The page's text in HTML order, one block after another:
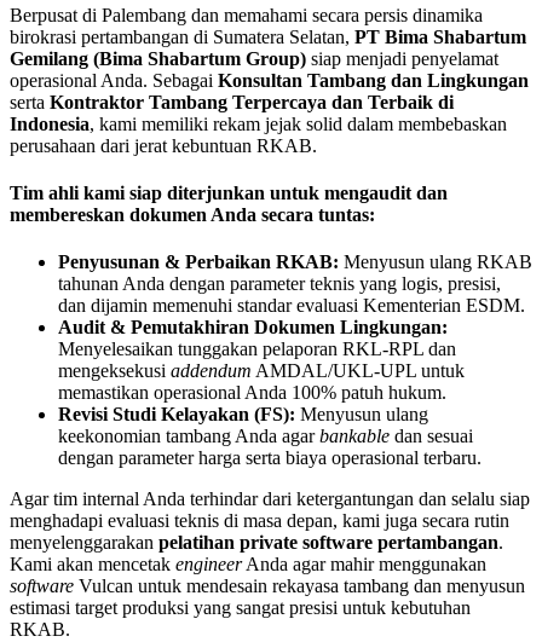
Berpusat di Palembang dan memahami secara persis dinamika
birokrasi pertambangan di Sumatera Selatan, PT Bima Shabartum
Gemilang (Bima Shabartum Group) siap menjadi penyelamat
operasional Anda. Sebagai Konsultan Tambang dan Lingkungan
serta Kontraktor Tambang Terpercaya dan Terbaik di
Indonesia, kami memiliki rekam jejak solid dalam membebaskan
perusahaan dari jerat kebuntuan RKAB.
Tim ahli kami siap diterjunkan untuk mengaudit dan
membereskan dokumen Anda secara tuntas:
Penyusunan & Perbaikan RKAB: Menyusun ulang RKAB
tahunan Anda dengan parameter teknis yang logis, presisi,
dan dijamin memenuhi standar evaluasi Kementerian ESDM.
Audit & Pemutakhiran Dokumen Lingkungan:
Menyelesaikan tunggakan pelaporan RKL-RPL dan
mengeksekusi addendum AMDAL/UKL-UPL untuk
memastikan operasional Anda 100% patuh hukum.
Revisi Studi Kelayakan (FS): Menyusun ulang
keekonomian tambang Anda agarbankable dan sesuai
dengan parameter harga serta biaya operasional terbaru.
Agar tim internal Anda terhindar dari ketergantungan dan selalu siap
menghadapi evaluasi teknis di masa depan, kami juga secara rutin
menyelenggarakan pelatihan private software pertambangan.
Kami akan mencetak engineerAnda agar mahir menggunakan
software Vulcan untuk mendesain rekayasa tambang dan menyusun
estimasi target produksi yang sangat presisi untuk kebutuhan
RKAB.